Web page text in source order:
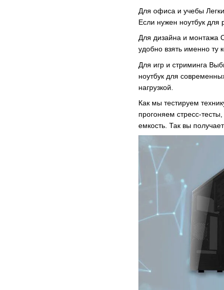
Для офиса и учебы
Если нужен ноутбук для
Для дизайна и монтажа
удобно взять именно ту
Для игр и стриминга
ноутбук для
нагрузкой.
Как мы тестируем
прогоняем стресс-
емкость. Так вы